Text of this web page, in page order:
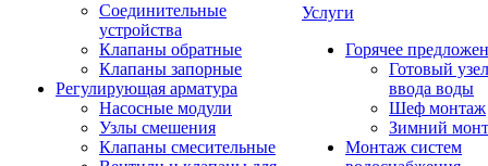
Соединительные
устройства
Клапаны обратные
Клапаны запорные
Регулирующая арматура
Насосные модули
Узлы смешения
Клапаны смесительные
Услуги
Горячее
Готовый узел
ввода воды
Шеф монтаж
Зимний
Монтаж систем